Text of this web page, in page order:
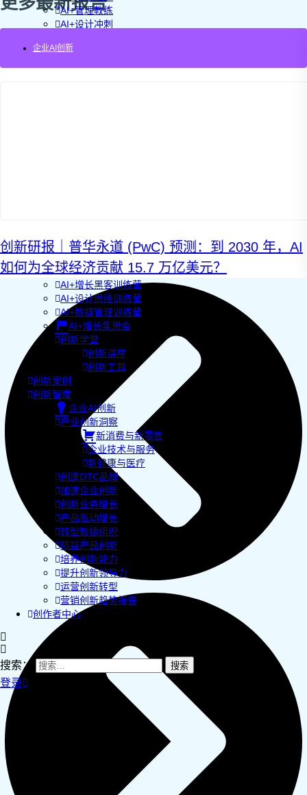
AI+管理教练
AI+设计冲刺
AI+创新指南2025
AI+增长战略工作坊
AI+品牌增长工作坊
AI+销售增长工作坊
AI+增长黑客训练营
AI+设计思维训练营
AI+敏捷管理训练营
AI+增长集思会
创新学堂
创新讲座
创新工具
创新案例
创新智库
企业AI创新
产业创新洞察
新消费与新零售
企业技术与服务
新健康与医疗
创造DTC品牌
加速企业创新
创新业务增长
产品驱动增长
转型敏捷组织
精益产品创新
培养创新能力
提升创新领导力
运营创新转型
营销创新趋势报告
创作者中心
搜索：
登录
企业AI创新
创新研报｜普华永道 (PwC) 预测：到 2030 年，AI
如何为全球经济贡献 15.7 万亿美元？